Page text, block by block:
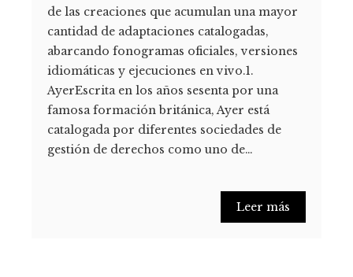
de las creaciones que acumulan una mayor
cantidad de adaptaciones catalogadas,
abarcando fonogramas oficiales, versiones
idiomáticas y ejecuciones en vivo.1.
AyerEscrita en los años sesenta por una
famosa formación británica, Ayer está
catalogada por diferentes sociedades de
gestión de derechos como uno de…
Leer más